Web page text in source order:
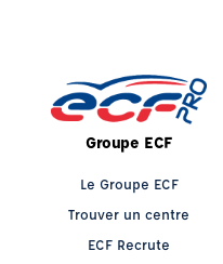
Groupe ECF
Le Groupe ECF
Trouver un centre
ECF Recrute